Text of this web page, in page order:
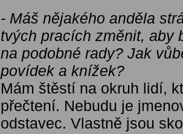
- Máš nějakého anděla
tvých pracích změnit, aby
na podobné rady? Jak
povídek a knížek?
Mám štěstí na okruh lidí,
přečtení. Nebudu je
odstavec. Vlastně jsou